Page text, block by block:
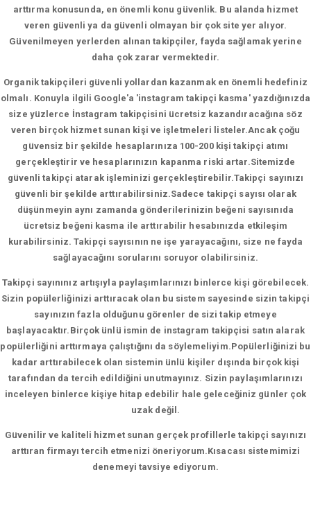
arttırma konusunda, en önemli konu güvenlik. Bu alanda hizmet
veren güvenli ya da güvenli olmayan bir çok site yer alıyor.
Güvenilmeyen yerlerden alınan takipçiler, fayda sağlamak yerine
daha çok zarar vermektedir.
Organik takipçileri güvenli yollardan kazanmak en önemli hedefiniz
olmalı. Konuyla ilgili Google'a 'instagram takipçi kasma' yazdığınızda
size yüzlerce İnstagram takipçisini ücretsiz kazandıracağına söz
veren birçok hizmet sunan kişi ve işletmeleri listeler.Ancak çoğu
güvensiz bir şekilde hesaplarınıza 100-200 kişi takipçi atımı
gerçekleştirir ve hesaplarınızın kapanma riski artar.Sitemizde
güvenli takipçi atarak işleminizi gerçekleştirebilir.Takipçi sayınızı
güvenli bir şekilde arttırabilirsiniz.Sadece takipçi sayısı olarak
düşünmeyin aynı zamanda gönderilerinizin beğeni sayısınıda
ücretsiz beğeni kasma ile arttırabilir hesabınızda etkileşim
kurabilirsiniz. Takipçi sayısının ne işe yarayacağını, size ne fayda
sağlayacağını sorularını soruyor olabilirsiniz.
Takipçi sayınınız artışıyla paylaşımlarınızı binlerce kişi görebilecek.
Sizin popülerliğinizi arttıracak olan bu sistem sayesinde sizin takipçi
sayınızın fazla olduğunu görenler de sizi takip etmeye
başlayacaktır.Birçok ünlü ismin de instagram takipçisi satın alarak
popülerliğini arttırmaya çalıştığını da söylemeliyim.Popülerliğinizi bu
kadar arttırabilecek olan sistemin ünlü kişiler dışında birçok kişi
tarafından da tercih edildiğini unutmayınız. Sizin paylaşımlarınızı
inceleyen binlerce kişiye hitap edebilir hale geleceğiniz günler çok
uzak değil.
Güvenilir ve kaliteli hizmet sunan gerçek profillerle takipçi sayınızı
arttıran firmayı tercih etmenizi öneriyorum.Kısacası sistemimizi
denemeyi tavsiye ediyorum.